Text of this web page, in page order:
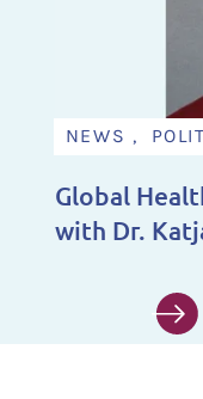
NEWS ,
Global
with Dr.